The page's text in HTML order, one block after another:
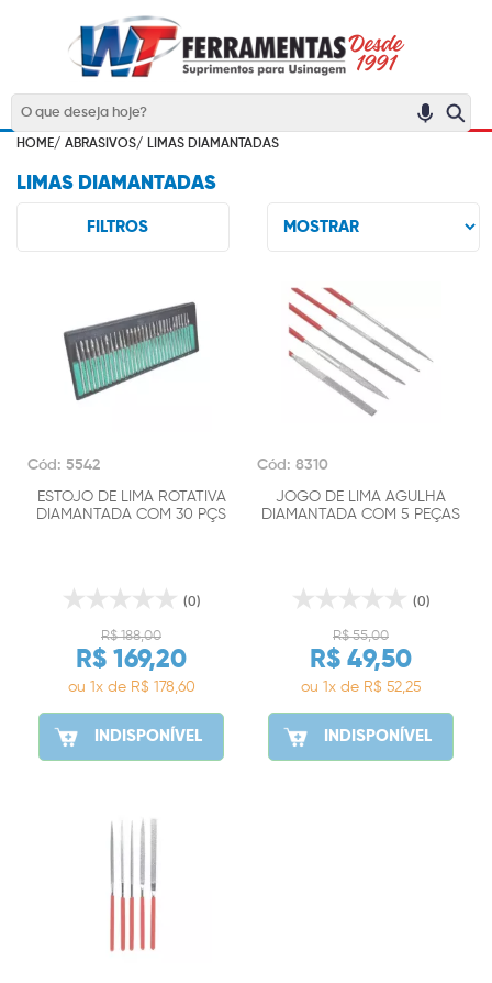
HOME/ ABRASIVOS/ LIMAS DIAMANTADAS
LIMAS DIAMANTADAS
FILTROS
Cód: 5542
ESTOJO DE LIMA ROTATIVA
DIAMANTADA COM 30 PÇS
(0)
R$ 188,00
R$ 169,20
ou 1x de R$ 178,60
INDISPONÍVEL
Cód: 8310
JOGO DE LIMA AGULHA
DIAMANTADA COM 5 PEÇAS
(0)
R$ 55,00
R$ 49,50
ou 1x de R$ 52,25
INDISPONÍVEL